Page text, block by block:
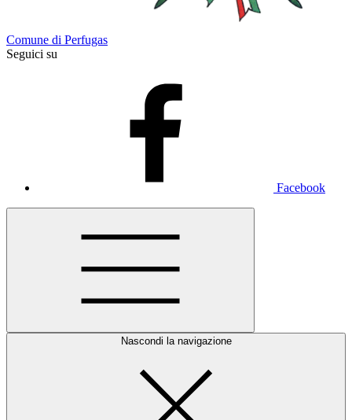
Comune di Perfugas
Seguici su
Facebook
Nascondi la navigazione